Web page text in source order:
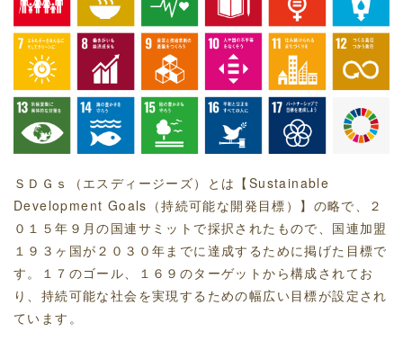
ＳＤＧｓ（エスディージーズ）とは【Sustainable
Development Goals（持続可能な開発目標）】の略で、２
０１５年９月の国連サミットで採択されたもので、国連加盟
１９３ヶ国が２０３０年までに達成するために掲げた目標で
す。１７のゴール、１６９のターゲットから構成されてお
り、持続可能な社会を実現するための幅広い目標が設定され
ています。